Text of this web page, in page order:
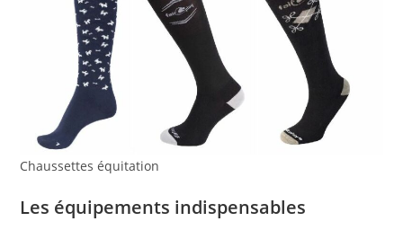
Chaussettes équitation
Les équipements indispensables